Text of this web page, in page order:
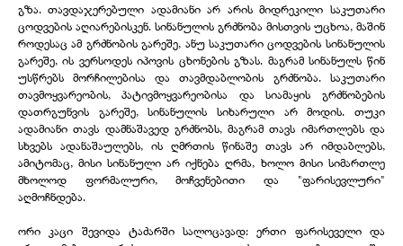
გზა. თავდაჯერებული ადამიანი არ არის მიდრეკილი საკუთარი
ცოდვების აღიარებისკენ. სინანულის გრძნობა მისთვის უცხოა, მაშინ
როდესაც ამ გრძნობის გარეშე, ანუ საკუთარი ცოდვების სინანულის
გარეშე, ის ვერსოდეს იპოვის ცხონების გზას. მაგრამ სინანულს წინ
უსწრებს მორჩილებისა და თავმდაბლობის გრძნობა. საკუთარი
თავმოყვარეობის, პატივმოყვარეობისა და სიამაყის გრძნობების
დათრგუნვის გარეშე, სინანულის სიხარული არ მოდის. თუკი
ადამიანი თავს დამნაშავედ გრძნობს, მაგრამ თავს იმართლებს და
სხვებს ადანაშაულებს, ის ღმრთის წინაშე თავს არ იმდაბლებს,
ამიტომაც, მისი სინანული არ იქნება ღრმა, ხოლო მისი სიმართლე
მხოლოდ ფორმალური, მოჩვენებითი და "ფარისევლური"
აღმოჩნდება.
ორი კაცი შევიდა ტაძარში სალოცავად: ერთი ფარისეველი და